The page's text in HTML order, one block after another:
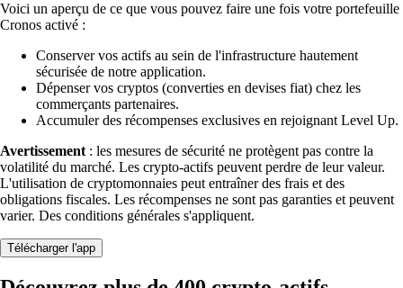
Voici un aperçu de ce que vous pouvez faire une fois votre portefeuille
Cronos activé :
Conserver vos actifs au sein de l'infrastructure hautement
sécurisée de notre application.
Dépenser vos cryptos (converties en devises fiat) chez les
commerçants partenaires.
Accumuler des récompenses exclusives en rejoignant Level Up.
Avertissement : les mesures de sécurité ne protègent pas contre la
volatilité du marché. Les crypto-actifs peuvent perdre de leur valeur.
L'utilisation de cryptomonnaies peut entraîner des frais et des
obligations fiscales. Les récompenses ne sont pas garanties et peuvent
varier. Des conditions générales s'appliquent.
Télécharger l'app